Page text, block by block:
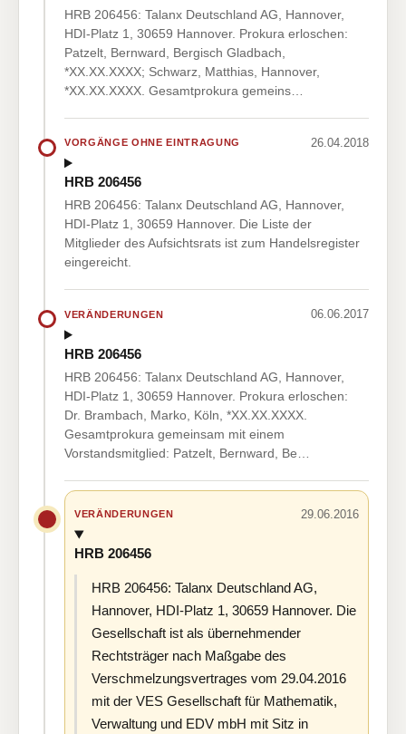
HRB 206456: Talanx Deutschland AG, Hannover,
HDI-Platz 1, 30659 Hannover. Prokura erloschen:
Patzelt, Bernward, Bergisch Gladbach,
*XX.XX.XXXX; Schwarz, Matthias, Hannover,
*XX.XX.XXXX. Gesamtprokura gemeins…
VORGÄNGE OHNE EINTRAGUNG 26.04.2018
HRB 206456
HRB 206456: Talanx Deutschland AG, Hannover,
HDI-Platz 1, 30659 Hannover. Die Liste der
Mitglieder des Aufsichtsrats ist zum Handelsregister
eingereicht.
VERÄNDERUNGEN 06.06.2017
HRB 206456
HRB 206456: Talanx Deutschland AG, Hannover,
HDI-Platz 1, 30659 Hannover. Prokura erloschen:
Dr. Brambach, Marko, Köln, *XX.XX.XXXX.
Gesamtprokura gemeinsam mit einem
Vorstandsmitglied: Patzelt, Bernward, Be…
VERÄNDERUNGEN 29.06.2016
HRB 206456
HRB 206456: Talanx Deutschland AG,
Hannover, HDI-Platz 1, 30659 Hannover. Die
Gesellschaft ist als übernehmender
Rechtsträger nach Maßgabe des
Verschmelzungsvertrages vom 29.04.2016
mit der VES Gesellschaft für Mathematik,
Verwaltung und EDV mbH mit Sitz in